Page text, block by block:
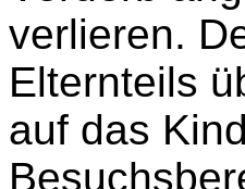
verlieren.
Elternteils
auf das